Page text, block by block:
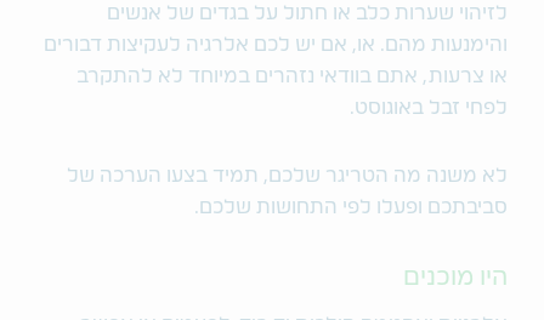
לזיהוי שערות כלב או חתול על בגדים של אנשים
והימנעות מהם. או, אם יש לכם אלרגיה לעקיצות דבורים
או צרעות, אתם בוודאי נזהרים במיוחד לא להתקרב
לפחי זבל באוגוסט.
לא משנה מה הטריגר שלכם, תמיד בצעו הערכה של
סביבתכם ופעלו לפי התחושות שלכם.
היו מוכנים